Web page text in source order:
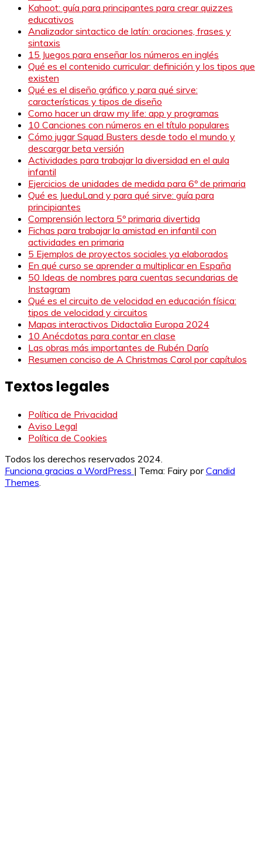
Kahoot: guía para principantes para crear quizzes
educativos
Analizador sintactico de latín: oraciones, frases y
sintaxis
15 Juegos para enseñar los números en inglés
Qué es el contenido curricular: definición y los tipos que
existen
Qué es el diseño gráfico y para qué sirve:
características y tipos de diseño
Como hacer un draw my life: app y programas
10 Canciones con números en el título populares
Cómo jugar Squad Busters desde todo el mundo y
descargar beta versión
Actividades para trabajar la diversidad en el aula
infantil
Ejercicios de unidades de medida para 6º de primaria
Qué es JueduLand y para qué sirve: guía para
principiantes
Comprensión lectora 5º primaria divertida
Fichas para trabajar la amistad en infantil con
actividades en primaria
5 Ejemplos de proyectos sociales ya elaborados
En qué curso se aprender a multiplicar en España
50 Ideas de nombres para cuentas secundarias de
Instagram
Qué es el circuito de velocidad en educación física:
tipos de velocidad y circuitos
Mapas interactivos Didactalia Europa 2024
10 Anécdotas para contar en clase
Las obras más importantes de Rubén Darío
Resumen conciso de A Christmas Carol por capítulos
Textos legales
Política de Privacidad
Aviso Legal
Política de Cookies
Todos los derechos reservados 2024.
Funciona gracias a WordPress | Tema: Fairy porCandid
Themes.